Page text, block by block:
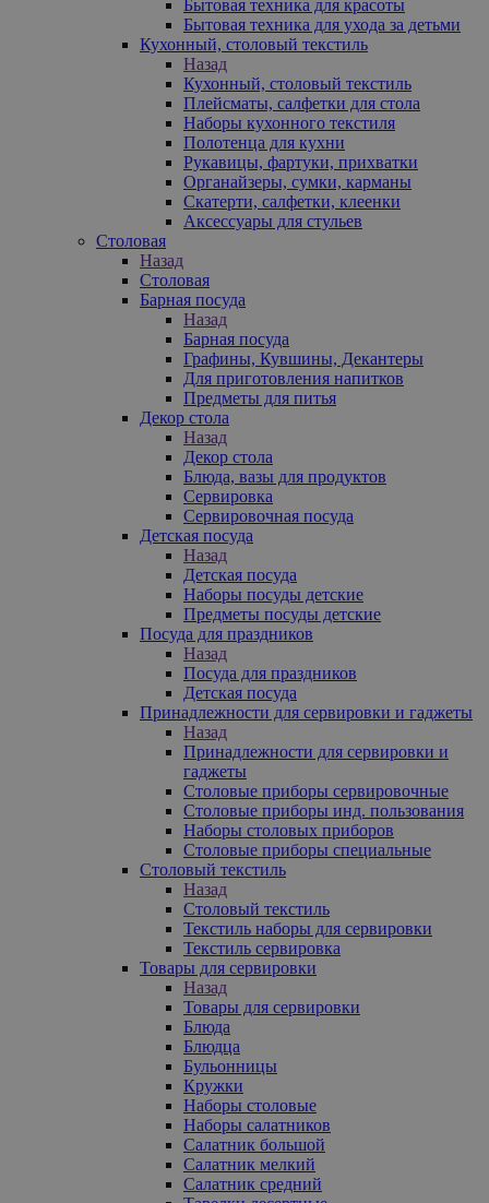
Бытовая техника для красоты
Бытовая техника для ухода за детьми
Кухонный, столовый текстиль
Назад
Кухонный, столовый текстиль
Плейсматы, салфетки для стола
Наборы кухонного текстиля
Полотенца для кухни
Рукавицы, фартуки, прихватки
Органайзеры, сумки, карманы
Скатерти, салфетки, клеенки
Аксессуары для стульев
Столовая
Назад
Столовая
Барная посуда
Назад
Барная посуда
Графины, Кувшины, Декантеры
Для приготовления напитков
Предметы для питья
Декор стола
Назад
Декор стола
Блюда, вазы для продуктов
Сервировка
Сервировочная посуда
Детская посуда
Назад
Детская посуда
Наборы посуды детские
Предметы посуды детские
Посуда для праздников
Назад
Посуда для праздников
Детская посуда
Принадлежности для сервировки и гаджеты
Назад
Принадлежности для сервировки и
гаджеты
Столовые приборы сервировочные
Столовые приборы инд. пользования
Наборы столовых приборов
Столовые приборы специальные
Столовый текстиль
Назад
Столовый текстиль
Текстиль наборы для сервировки
Текстиль сервировка
Товары для сервировки
Назад
Товары для сервировки
Блюда
Блюдца
Бульонницы
Кружки
Наборы столовые
Наборы салатников
Салатник большой
Салатник мелкий
Салатник средний